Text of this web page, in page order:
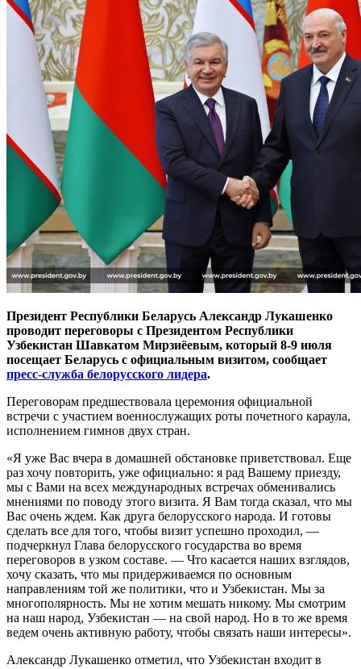
Президент Республики Беларусь Александр Лукашенко
проводит переговоры с Президентом Республики
Узбекистан Шавкатом Мирзиёевым, который 8-9 июля
посещает Беларусь с официальным визитом, сообщает
пресс-служба белорусского лидера.
Переговорам предшествовала церемония официальной
встречи с участием военнослужащих роты почетного караула,
исполнением гимнов двух стран.
«Я уже Вас вчера в домашней обстановке приветствовал. Еще
раз хочу повторить, уже официально: я рад Вашему приезду,
мы с Вами на всех международных встречах обменивались
мнениями по поводу этого визита. Я Вам тогда сказал, что мы
Вас очень ждем. Как друга белорусского народа. И готовы
сделать все для того, чтобы визит успешно проходил, —
подчеркнул Глава белорусского государства во время
переговоров в узком составе. — Что касается наших взглядов,
хочу сказать, что мы придерживаемся по основным
направлениям той же политики, что и Узбекистан. Мы за
многополярность. Мы не хотим мешать никому. Мы смотрим
на наш народ, Узбекистан — на свой народ. Но в то же время
ведем очень активную работу, чтобы связать наши интересы».
Александр Лукашенко отметил, что Узбекистан входит в